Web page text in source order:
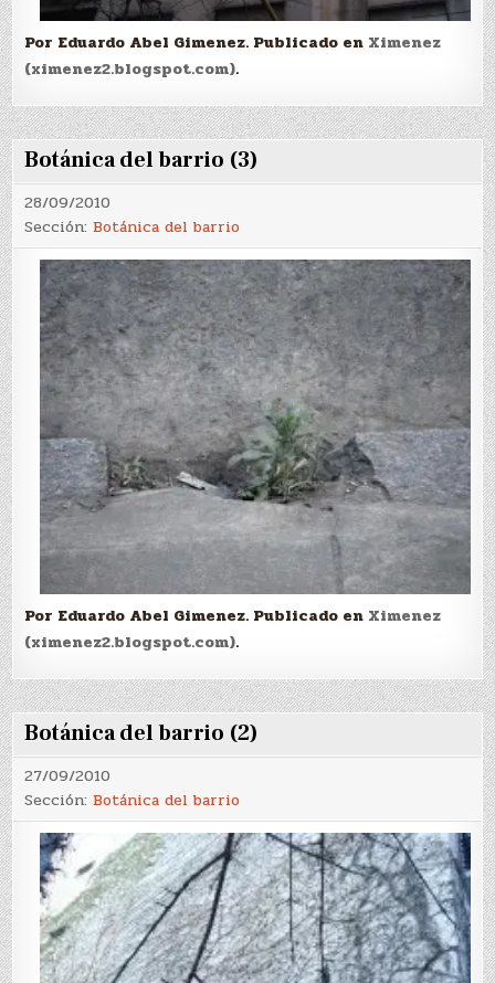
Por Eduardo Abel Gimenez. Publicado en Ximenez
(ximenez2.blogspot.com).
Botánica del barrio (3)
28/09/2010
Sección:Botánica del barrio
Por Eduardo Abel Gimenez. Publicado en Ximenez
(ximenez2.blogspot.com).
Botánica del barrio (2)
27/09/2010
Sección:Botánica del barrio